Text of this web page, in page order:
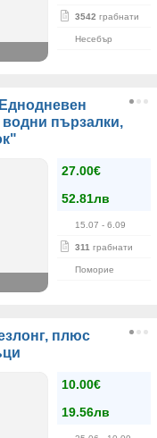
3542 грабнати
Несебър
пързалки,
27.00€
52.81лв
15.07 - 6.09
311 грабнати
Поморие
плюс
10.00€
19.56лв